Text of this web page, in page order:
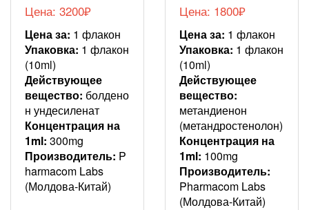
Цена: 3200₽
Цена за: 1 флакон
Упаковка: 1 флакон
(10ml)
Действующее
вещество: болдено
н ундесиленат
Концентрация на
1ml: 300mg
Производитель: P
harmacom Labs
(Молдова-Китай)
Цена: 1800₽
Цена за: 1 флакон
Упаковка: 1 флакон
(10ml)
Действующее
вещество:
метандиенон
(метандростенолон)
Концентрация на
1ml: 100mg
Производитель:
Pharmacom Labs
(Молдова-Китай)